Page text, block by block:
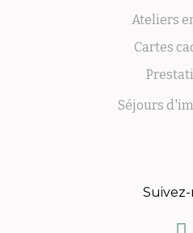
Ateliers
Cartes
Séjours
Suivez-